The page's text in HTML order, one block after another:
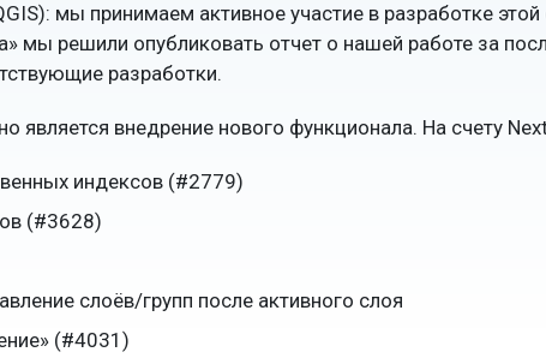
мы принимаем активное участие в разработке
мы решили опубликовать отчет о нашей работе за
разработки.
внедрение нового функционала. На счету
индексов (#2779)
(#3628)
слоёв/групп после активного слоя
(#4031)